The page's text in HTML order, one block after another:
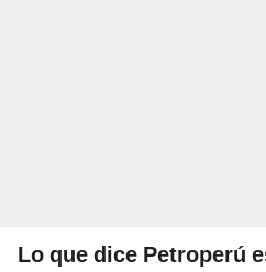
Lo que dice Petroperú